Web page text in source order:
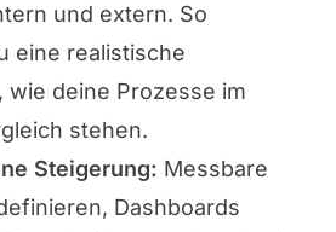
und extern. So
eine realistische
wie deine Prozesse im
stehen.
Steigerung: Messbare
Dashboards